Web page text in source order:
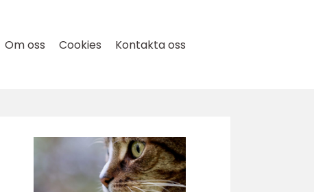
Om oss Cookies Kontakta oss